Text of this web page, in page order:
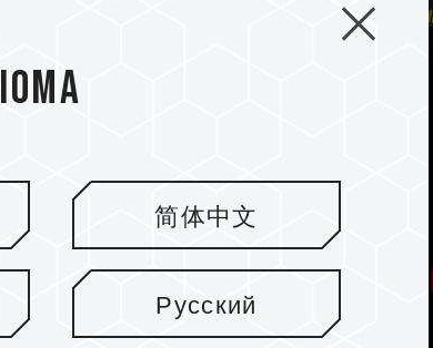
circuitos integrados
y duradero
简体中文
Русский